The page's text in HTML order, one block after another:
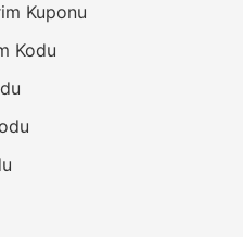
Kuponu
Kodu